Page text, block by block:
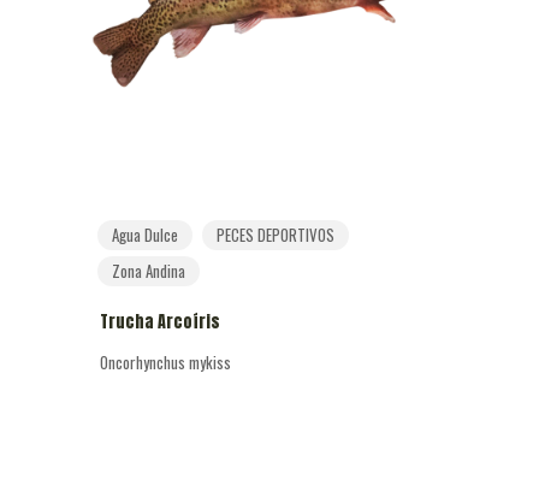
Agua Dulce
PECES DEPORTIVOS
Zona Andina
Trucha Arcoíris
Oncorhynchus mykiss